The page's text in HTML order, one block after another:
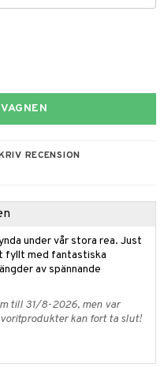
RECENSION
under vår stora rea. Just
fyllt med fantastiska
av spännande
till 31/8-2026, men var
kan fort ta slut!